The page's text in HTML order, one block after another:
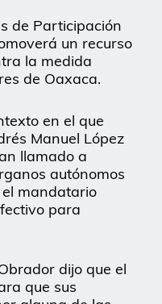
de Participación
un recurso
la medida
de Oaxaca.
en el que
Manuel López
llamado a
autónomos
el mandatario
para
dijo que el
que sus